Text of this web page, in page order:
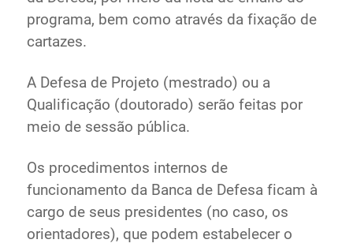
programa, bem como através da fixação de
cartazes.
A Defesa de Projeto (mestrado) ou a
Qualificação (doutorado) serão feitas por
meio de sessão pública.
Os procedimentos internos de
funcionamento da Banca de Defesa ficam à
cargo de seus presidentes (no caso, os
orientadores), que podem estabelecer o